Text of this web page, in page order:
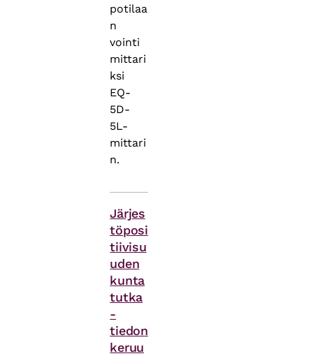
potilaa
n
vointi
mittari
ksi
EQ-
5D-
5L-
mittari
n.
Järjes
töposi
tiivisu
uden
kunta
tutka
-
tiedon
keruu